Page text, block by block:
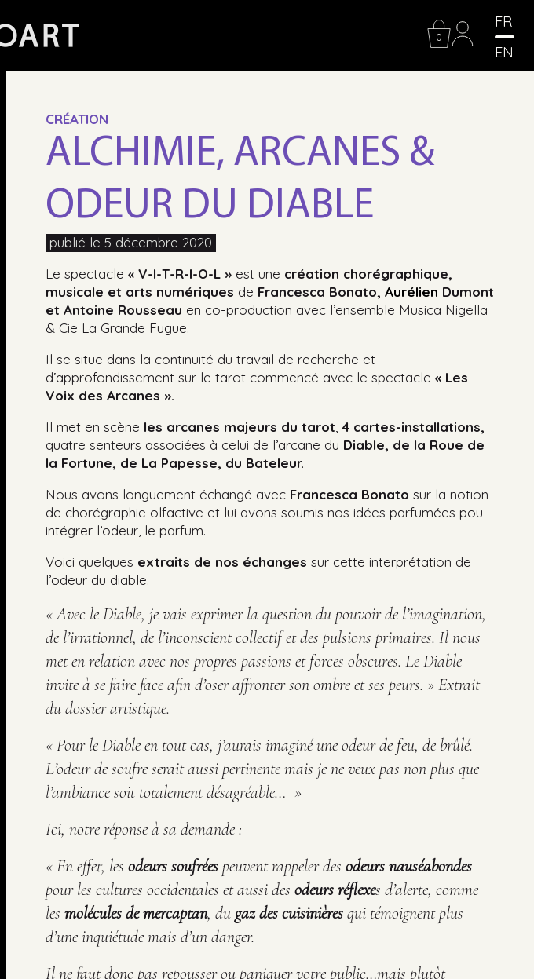
0
FR
EN
CRÉATION
ALCHIMIE, ARCANES &
ODEUR DU DIABLE
publié le 5 décembre 2020
Le spectacle « V-I-T-R-I-O-L » est une création chorégraphique,
musicale et arts numériques de Francesca Bonato, Aurélien Dumont
et Antoine Rousseau en co-production avec l’ensemble Musica Nigella
& Cie La Grande Fugue.
Il se situe dans la continuité du travail de recherche et
d’approfondissement sur le tarot commencé avec le spectacle « Les
Voix des Arcanes ».
Il met en scène les arcanes majeurs du tarot 4 cartes-installations,
quatre senteurs associées à celui de l’arcane du Diable, de la Roue de
la Fortune, de La Papesse, du Bateleur.
Nous avons longuement échangé avec Francesca Bonato sur la notion
de chorégraphie olfactive et lui avons soumis nos idées parfumées pou
intégrer l’odeur, le parfum.
Voici quelques extraits de nos échanges sur cette interprétation de
l’odeur du diable.
« Avec le Diable, je vais exprimer la question du pouvoir de l’imagination,
de l’irrationnel, de l’inconscient collectif et des pulsions primaires. Il nous
met en relation avec nos propres passions etforces obscures. Le Diable
invite à se faire face afind’oser affronter son ombre et ses peurs. » Extrait
du dossierartistique.
« Pourle Diable en tout cas, j’aurais imaginé une odeur de feu, de brûlé.
L’odeur de soufre serait aussi pertinente mais je ne veux pas non plus que
l’ambiance soit totalement désagréable… »
Ici, notre réponse à sa demande :
« En effet, les odeurs soufrées peuvent rappeler des odeurs nauséabondes
pour les cultures occidentales et aussi des odeurs réflexes d’alerte, comme
les molécules de mercaptan, du gaz des cuisinièresqui témoignent plus
d’une inquiétude mais d’un danger.
Il ne faut donc pas repousser ou paniquer votre public…mais plutôt